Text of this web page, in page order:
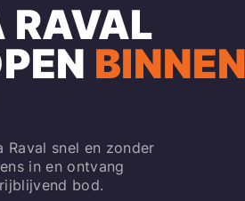
RAVAL
Raval snel en zonder
in en ontvang
bod.